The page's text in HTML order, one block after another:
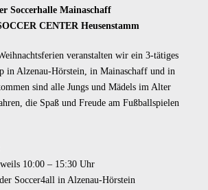
Soccerhalle Mainaschaff
CENTER Heusenstamm
veranstalten wir ein 3-tätiges
in Alzenau-Hörstein, in Mainaschaff und in
sind alle Jungs und Mädels im Alter
die Spaß und Freude am Fußballspielen
10:00 – 15:30 Uhr
Soccer4all in Alzenau-Hörstein